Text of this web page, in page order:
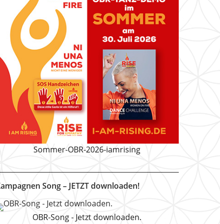
Sommer-OBR-2026-iamrising
Song – JETZT downloaden!
OBR-Song - Jetzt downloaden.